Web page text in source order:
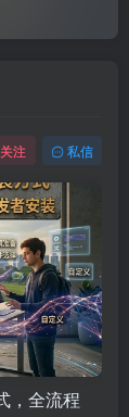
关注 私信
，全流程